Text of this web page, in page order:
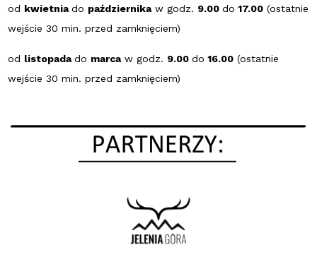
od kwietniado październikaw godz. 9.00do 17.00 (ostatnie
wejście 30 min. przed zamknięciem)
od listopadado marcaw godz. 9.00do 16.00 (ostatnie
wejście 30 min. przed zamknięciem)